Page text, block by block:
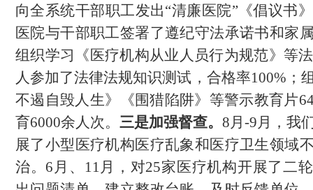
向全系统干部职工发出“清廉医院”《倡议书
医院与干部职工签署了遵纪守法承诺书和家
组织学习《医疗机构从业人员行为规范》等
人参加了法律法规知识测试，合格率100%；
不遏自毁人生》《围猎陷阱》等警示教育片
育6000余人次。 三是加强督查。 8月-9月，我
展了小型医疗机构医疗乱象和医疗卫生领域
治。 6月、11月，对25家医疗机构开展了二